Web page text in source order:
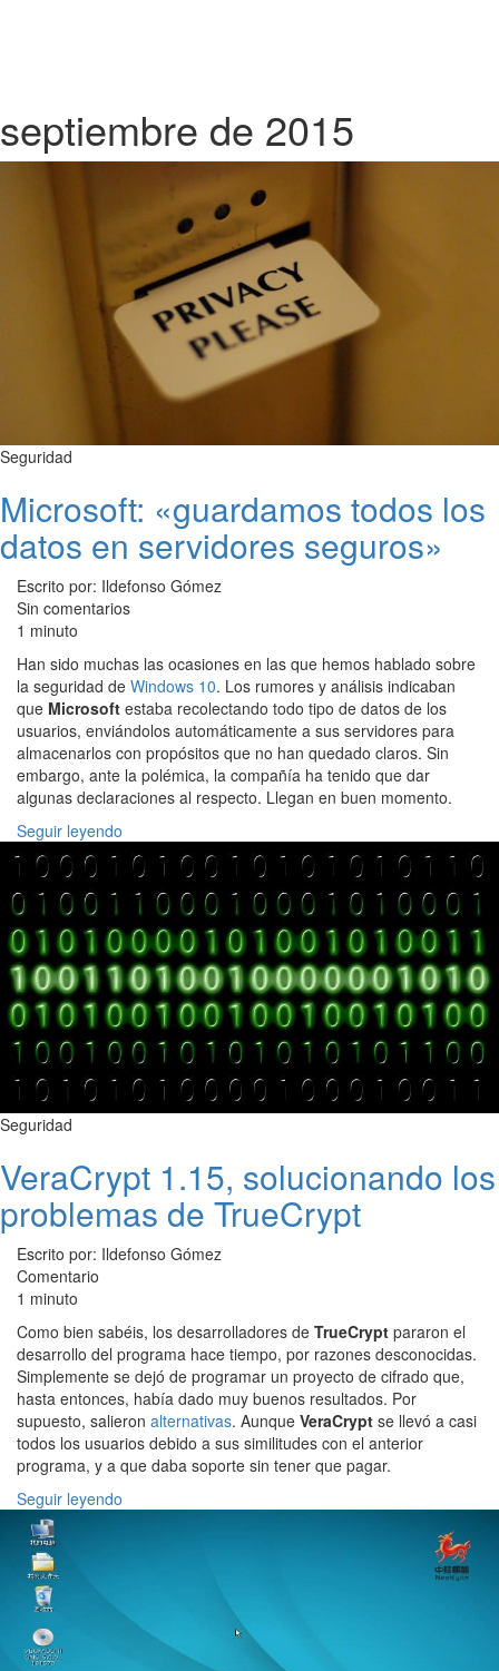
septiembre de 2015
Seguridad
Microsoft: «guardamos todos los
datos en servidores seguros»
Escrito por: Ildefonso Gómez
Sin comentarios
1 minuto
Han sido muchas las ocasiones en las que hemos hablado sobre
la seguridad de Windows 10. Los rumores y análisis indicaban
que Microsoft estaba recolectando todo tipo de datos de los
usuarios, enviándolos automáticamente a sus servidores para
almacenarlos con propósitos que no han quedado claros. Sin
embargo, ante la polémica, la compañía ha tenido que dar
algunas declaraciones al respecto. Llegan en buen momento.
Seguir leyendo
Seguridad
VeraCrypt 1.15, solucionando los
problemas de TrueCrypt
Escrito por: Ildefonso Gómez
Comentario
1 minuto
Como bien sabéis, los desarrolladores de TrueCrypt pararon el
desarrollo del programa hace tiempo, por razones desconocidas.
Simplemente se dejó de programar un proyecto de cifrado que,
hasta entonces, había dado muy buenos resultados. Por
supuesto, salieron alternativas. Aunque VeraCrypt se llevó a casi
todos los usuarios debido a sus similitudes con el anterior
programa, y a que daba soporte sin tener que pagar.
Seguir leyendo